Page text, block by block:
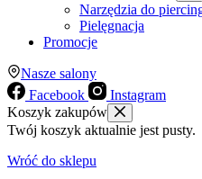
Narzędzia do
Pielęgnacja
Promocje
Nasze salony
Facebook
Instagram
Koszyk zakupów
Twój koszyk aktualnie jest pusty.
Wróć do sklepu